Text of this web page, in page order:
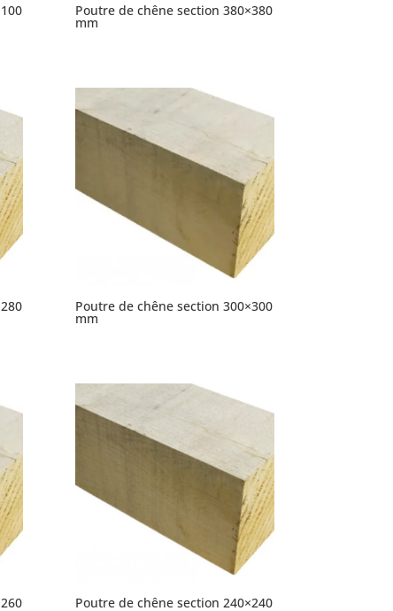
Poutre de chêne section 380×380
mm
Poutre de chêne section 300×300
mm
Poutre de chêne section 240×240